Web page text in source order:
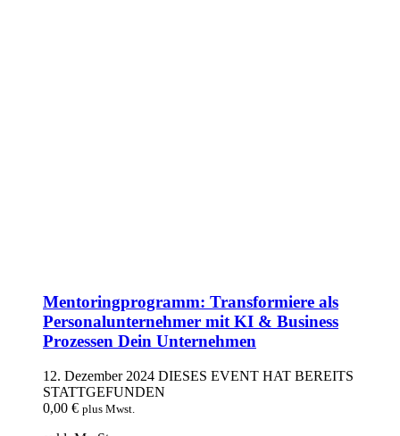
Mentoringprogramm: Transformiere als
Personalunternehmer mit KI & Business
Prozessen Dein Unternehmen
12. Dezember 2024 DIESES EVENT HAT BEREITS
STATTGEFUNDEN
0,00 € plus Mwst.